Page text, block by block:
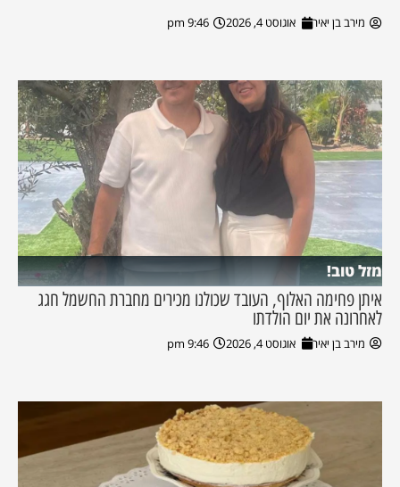
מירב בן יאיר אוגוסט 4, 2026 9:46 pm
מזל טוב!
איתן פחימה האלוף, העובד שכולנו מכירים מחברת החשמל חגג
לאחרונה את יום הולדתו
מירב בן יאיר אוגוסט 4, 2026 9:46 pm